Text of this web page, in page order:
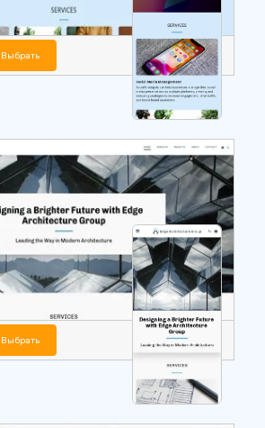
Выбрать
Выбрать